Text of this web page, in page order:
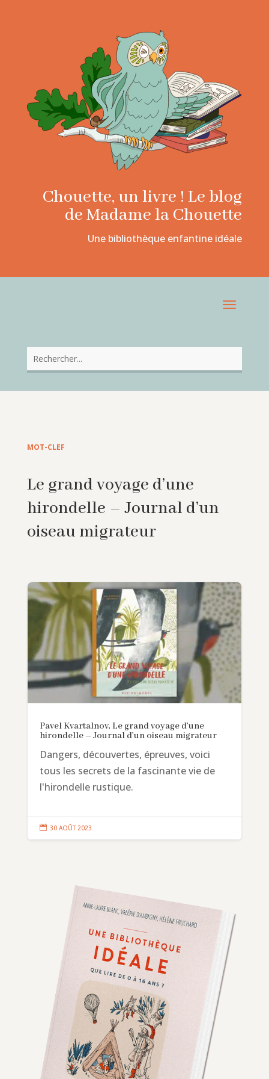
Chouette, un livre ! Le blog
de Madame la Chouette
Une bibliothèque enfantine idéale
MOT-CLEF
Le grand voyage d’une
hirondelle – Journal d’un
oiseau migrateur
Pavel Kvartalnov, Le grand voyage d’une
hirondelle – Journal d’un oiseau migrateur
Dangers, découvertes, épreuves, voici
tous les secrets de la fascinante vie de
l'hirondelle rustique.
 30 AOÛT 2023